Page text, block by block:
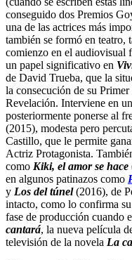
conseguido dos Premios
una de las actrices más
también se formó en teatro,
comienzo en el audiovisual
un papel significativo en
de David Trueba, que la
la consecución de su
Revelación. Interviene en
posteriormente ponerse al
(2015), modesta pero
Castillo, que le permite
Actriz Protagonista.
como Kiki, el amor se hace
en algunos patinazos como
y Los del túnel(2016), de
intacto, como lo confirma
fase de producción cuando
cantará, la nueva película
televisión de la novela La